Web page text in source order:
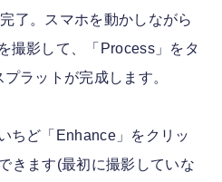
了。スマホを動かしながら
撮影して、「Process」をタ
ラットが完成します。
ちど「Enhance」をクリッ
きます(最初に撮影していな